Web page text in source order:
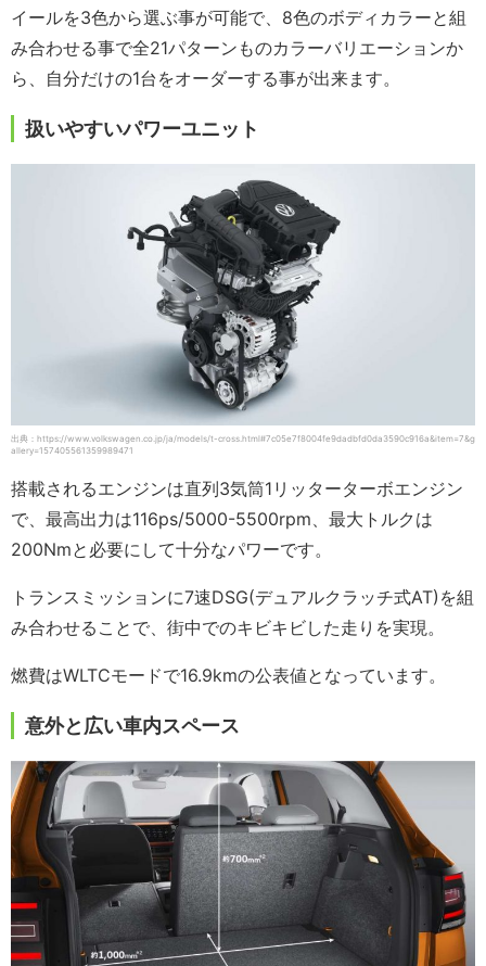
イールを3色から選ぶ事が可能で、8色のボディカラーと組
み合わせる事で全21パターンものカラーバリエーションか
ら、自分だけの1台をオーダーする事が出来ます。
扱いやすいパワーユニット
出典：https://www.volkswagen.co.jp/ja/models/t-cross.html#7c05e7f8004fe9dadbfd0da3590c916a&item=7&g
allery=157405561359989471
搭載されるエンジンは直列3気筒1リッターターボエンジン
で、最高出力は116ps/5000-5500rpm、最大トルクは
200Nmと必要にして十分なパワーです。
トランスミッションに7速DSG(デュアルクラッチ式AT)を組
み合わせることで、街中でのキビキビした走りを実現。
燃費はWLTCモードで16.9kmの公表値となっています。
意外と広い車内スペース